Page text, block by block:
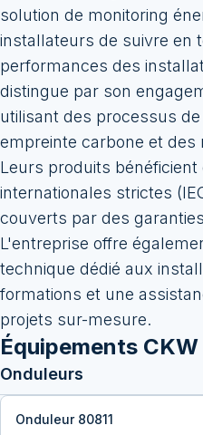
solution de monitoring
installateurs de suivre en
performances des
distingue par son
utilisant des processus
empreinte carbone et
Leurs produits bénéficient
internationales strictes
couverts par des
L'entreprise offre
technique dédié aux
formations et une
projets sur-mesure.
Équipements CKW
Onduleurs
Onduleur 80811